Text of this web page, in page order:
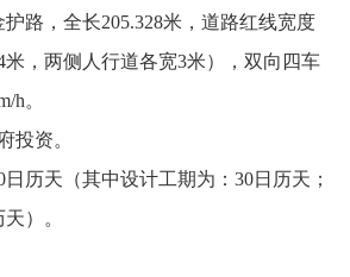
路，全长205.328米，道路红线宽度
米，两侧人行道各宽3米），双向四车
h。
投资。
日历天（其中设计工期为： 30日历天；
）
。